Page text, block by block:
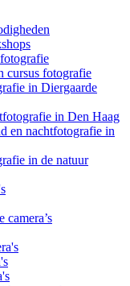
cursus fotografie
in Diergaarde
in Den Haag
en nachtfotografie in
in de natuur
camera’s